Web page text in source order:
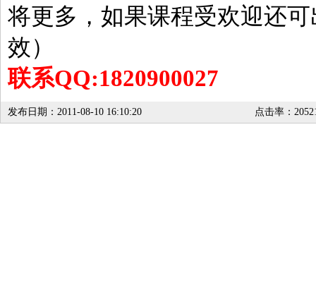
将更多，如果课程受欢迎还
效）
联系QQ:1820900027
发布日期：2011-08-10 16:10:20 点击率：